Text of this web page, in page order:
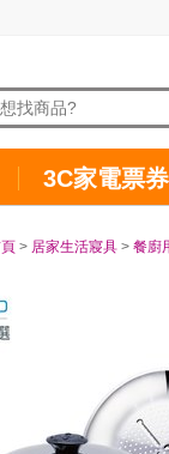
3C家電票券
> 居家生活寢具 > 餐廚